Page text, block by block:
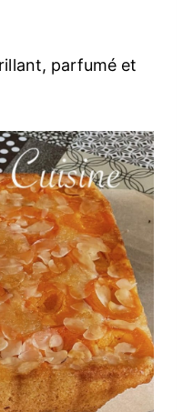
parfumé et